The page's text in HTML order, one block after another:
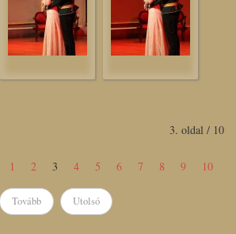
3. oldal / 10
1 2 3 4 5 6 7 8 9 10
Tovább Utolsó